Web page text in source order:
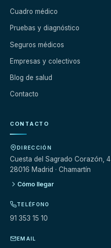
Cuadro médico
Pruebas y diagnóstico
Seguros médicos
Empresas y colectivos
Blog de salud
Contacto
CONTACTO
DIRECCIÓN
Cuesta del Sagrado Corazón, 4
28016 Madrid · Chamartín
Cómo llegar
TELÉFONO
91 353 15 10
EMAIL